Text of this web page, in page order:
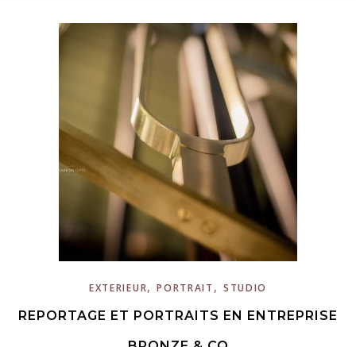
EXTERIEUR,PORTRAIT , STUDIO
REPORTAGE ET PORTRAITS EN ENTREPRISE